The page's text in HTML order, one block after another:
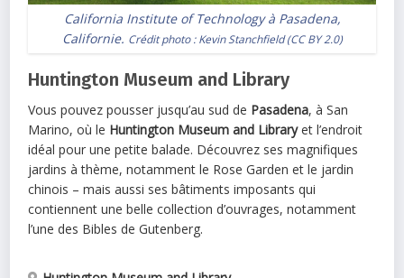
California Institute of Technology à Pasadena,
Californie. Crédit photo :Kevin Stanchfield(CC BY 2.0)
Huntington Museum and Library
Vous pouvez pousser jusqu’au sud de Pasadena, à San
Marino, où le Huntington Museum and Libraryet l’endroit
idéal pour une petite balade. Découvrez ses magnifiques
jardins à thème, notamment le Rose Garden et le jardin
chinois – mais aussi ses bâtiments imposants qui
contiennent une belle collection d’ouvrages, notamment
l’une des Bibles de Gutenberg.